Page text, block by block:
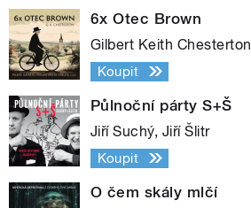
6x Otec Brown
Gilbert Keith Chesterton
Koupit
Půlnoční párty S+Š
Jiří Suchý, Jiří Šlitr
Koupit
O čem skály mlčí